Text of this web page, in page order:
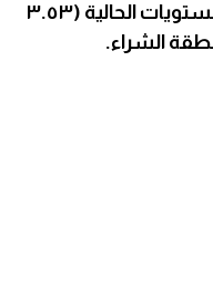
نقطة الدخول: الشراء من المستويات الحالية (٣.٥٣